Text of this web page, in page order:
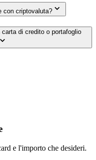
con criptovaluta?
di credito o portafoglio
e l'importo che desideri.